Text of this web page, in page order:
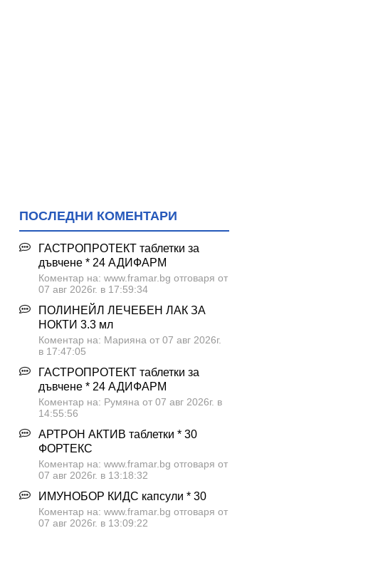
ПОСЛЕДНИ КОМЕНТАРИ
ГАСТРОПРОТЕКТ таблетки за
дъвчене * 24 АДИФАРМ
Коментар на: www.framar.bg отговаря от
07 авг 2026г. в 17:59:34
ПОЛИНЕЙЛ ЛЕЧЕБЕН ЛАК ЗА
НОКТИ 3.3 мл
Коментар на: Марияна от 07 авг 2026г.
в 17:47:05
ГАСТРОПРОТЕКТ таблетки за
дъвчене * 24 АДИФАРМ
Коментар на: Румяна от 07 авг 2026г. в
14:55:56
АРТРОН АКТИВ таблетки * 30
ФОРТЕКС
Коментар на: www.framar.bg отговаря от
07 авг 2026г. в 13:18:32
ИМУНОБОР КИДС капсули * 30
Коментар на: www.framar.bg отговаря от
07 авг 2026г. в 13:09:22